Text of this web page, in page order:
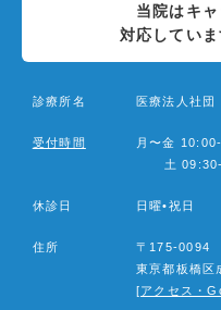
当院はキ
対応していま
診療所名 医療法人社
受付時間
月〜金
土
休診日 日曜•祝日
住所
〒175-0094
東亰都板橋
[アクセス・